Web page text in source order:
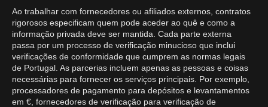
Ao trabalhar com fornecedores ou afiliados externos, contratos
rigorosos especificam quem pode aceder ao quê e como a
informação privada deve ser mantida. Cada parte externa
passa por um processo de verificação minucioso que inclui
verificações de conformidade que cumprem as normas legais
de Portugal. As parcerias incluem apenas as pessoas e coisas
necessárias para fornecer os serviços principais. Por exemplo,
processadores de pagamento para depósitos e levantamentos
em €, fornecedores de verificação para verificação de